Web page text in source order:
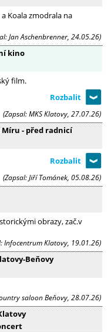
Koala zmodrala na
Jan Aschenbrenner, 24.05.26)
kino
film.
(Zapsal: MKS Klatovy, 27.07.26)
- před radnicí
(Zapsal: Jiří Tománek, 05.08.26)
obrazy, zač.v
Infocentrum Klatovy, 19.01.26)
Beňovy
saloon Beňovy, 28.07.26)